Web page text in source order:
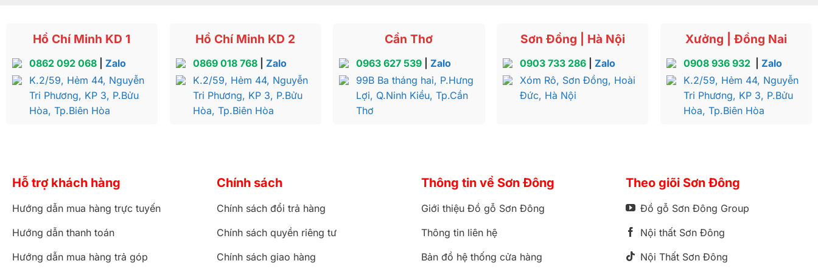
Hồ Chí Minh KD 1
0862 092 068| Zalo
K.2/59, Hẻm 44, Nguyễn
Tri Phương, KP 3, P.Bửu
Hòa, Tp.Biên Hòa
Hồ Chí Minh KD 2
0869 018 768| Zalo
K.2/59, Hẻm 44, Nguyễn
Tri Phương, KP 3, P.Bửu
Hòa, Tp.Biên Hòa
Cần Thơ
0963 627 539 |Zalo
99B Ba tháng hai, P.Hưng
Lợi, Q.Ninh Kiều, Tp.Cần
Thơ
Sơn Đồng | Hà Nội
0903 733 286 |Zalo
Xóm Rô, Sơn Đồng, Hoài
Đức, Hà Nội
Xưởng | Đồng Nai
0908 936 932
Zalo
K.2/59, Hẻm 44, Nguyễn
Tri Phương, KP 3, P.Bửu
Hòa, Tp.Biên Hòa
Hỗ trợ khách hàng
Hướng dẫn mua hàng trực tuyến
Hướng dẫn thanh toán
Hướng dẫn mua hàng trả góp
Chính sách
Chính sách đổi trả hàng
Chính sách quyền riêng tư
Chính sách giao hàng
Thông tin về Sơn Đông
Giới thiệu Đồ gỗ Sơn Đông
Thông tin liên hệ
Bản đồ hệ thống cửa hàng
Theo giõi Sơn Đông
Đồ gỗ Sơn Đông Group
Nội thất Sơn Đông
Nội Thất Sơn Đông